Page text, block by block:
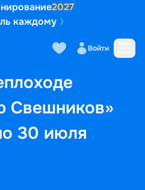
2027
каждому
Войти
Свешников»
30 июля
кают Маршрут и